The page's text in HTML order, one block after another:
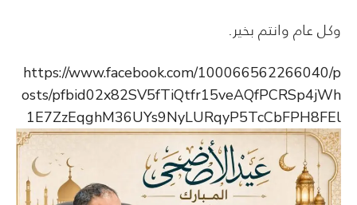
وكل عام وانتم بخير.
https://www.facebook.com/100066562266040/p
osts/pfbid02x82SV5fTiQtfr15veAQfPCRSp4jWh
1E7ZzEqghM36UYs9NyLURqyP5TcCbFPH8FEl